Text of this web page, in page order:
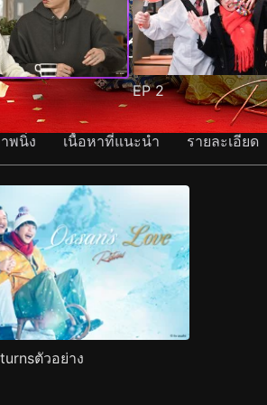
EP2
พนิ่ง เนื้อหาที่แนะนำ รายละเอียด
ตัวอย่าง